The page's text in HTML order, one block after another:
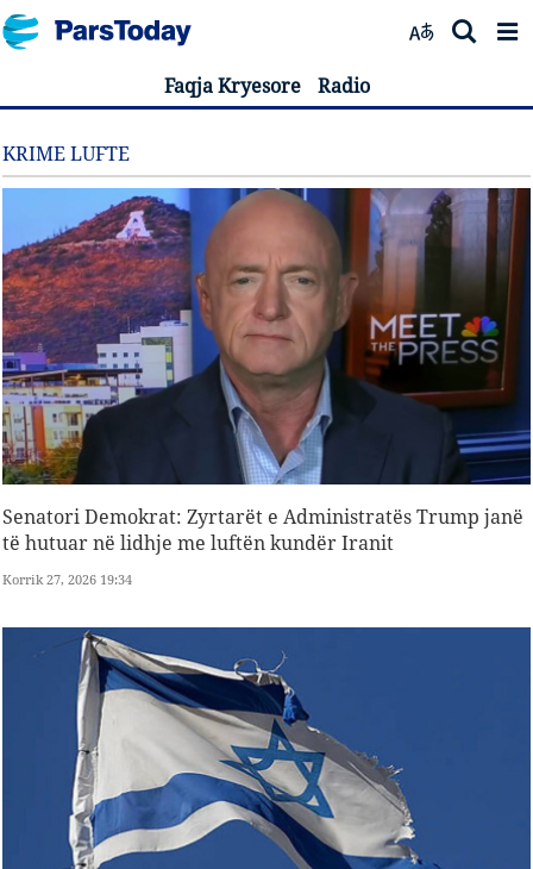
Faqja Kryesore Radio
KRIME LUFTE
Senatori Demokrat: Zyrtarët e Administratës Trump janë
të hutuar në lidhje me luftën kundër Iranit
Korrik 27, 2026 19:34